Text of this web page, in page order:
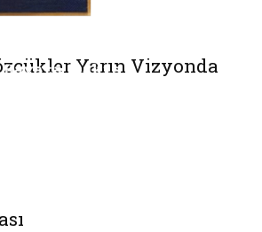
Yarın Vizyonda